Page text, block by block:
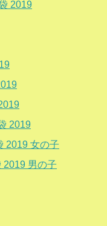
2019
2019
2019 女の子
2019 男の子